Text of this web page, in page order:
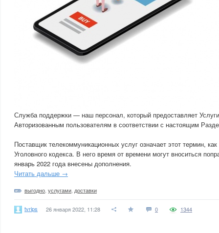
Служба поддержки — наш персонал, который предоставляет
Авторизованным пользователям в соответствии с настоящим
Поставщик телекоммуникационных услуг означает этот термин,
Уголовного кодекса. В него время от времени могут вноситься
январь 2022 года внесены дополнения.
Читать дальше →
выгодно услугами доставки
tvrips 26 января 2022, 11:28 0 1344